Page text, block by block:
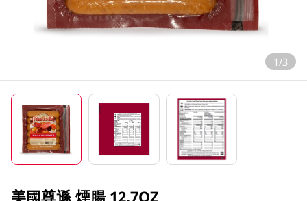
1/3
美國尊遜 煙腸 12.7OZ